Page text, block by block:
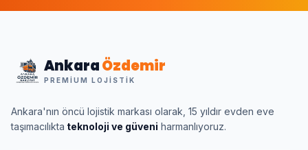
AnkaraÖzdemir
PREMIUM LOJISTIK
Ankara'nın öncü lojistik markası olarak, 15 yıldır evden eve
taşımacılıkta teknoloji ve güveni harmanlıyoruz.